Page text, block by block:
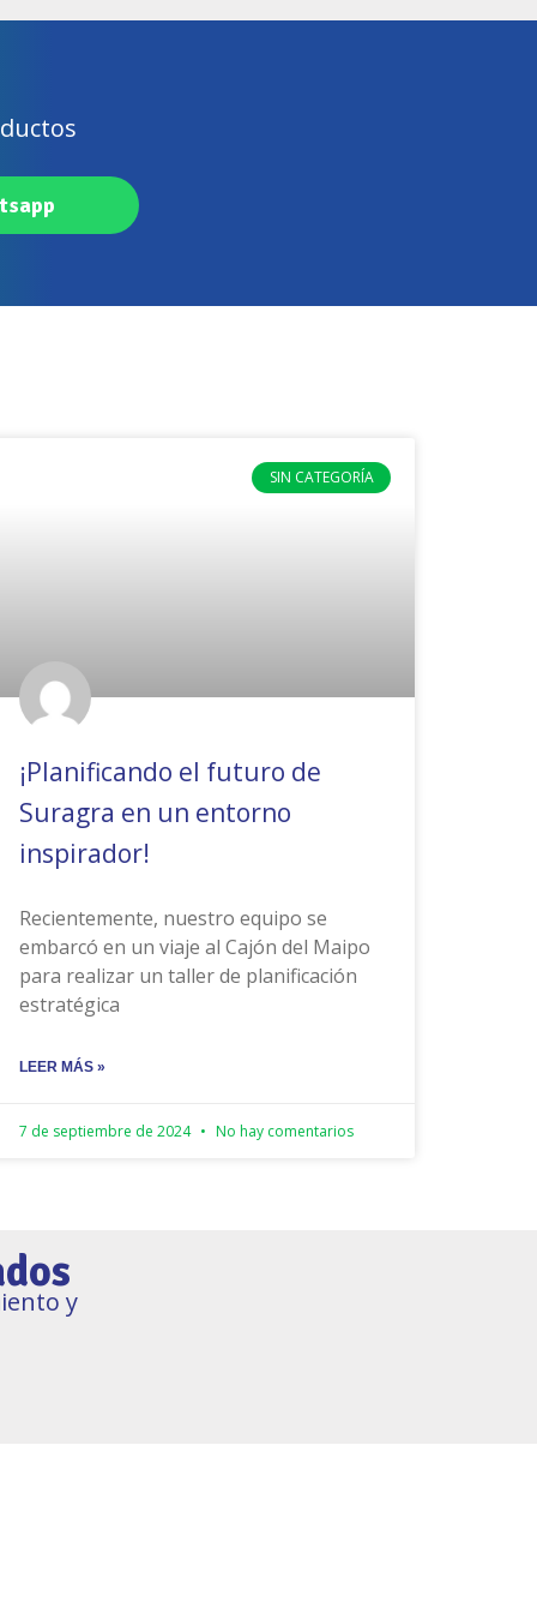
SIN CATEGORÍA
¡Planificando el futuro de
Suragra en un entorno
inspirador!
Recientemente, nuestro equipo se
embarcó en un viaje al Cajón del Maipo
para realizar un taller de planificación
estratégica
LEER MÁS »
7 de septiembre de 2024 No hay comentarios
y